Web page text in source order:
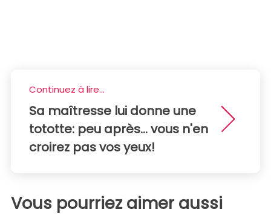
Continuez à lire...
Sa maîtresse lui donne une
tototte: peu après... vous n'en
croirez pas vos yeux!
Vous pourriez aimer aussi